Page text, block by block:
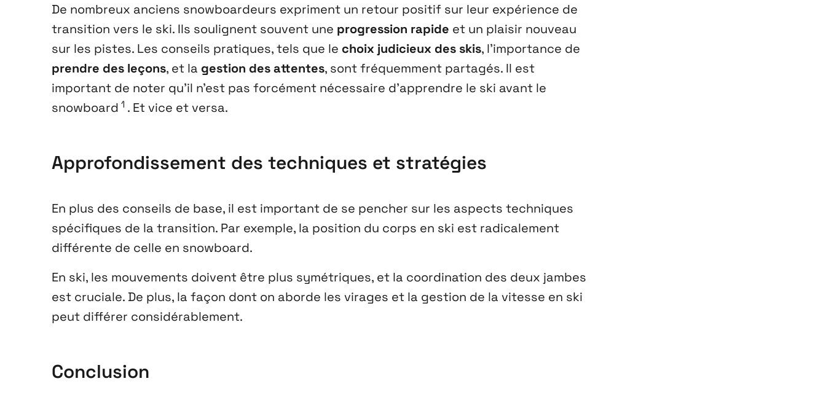
De nombreux anciens snowboardeurs expriment un retour positif sur leur expérience de
transition vers le ski. Ils soulignent souvent une progression rapide et un plaisir nouveau
sur les pistes. Les conseils pratiques, tels que le choix judicieux des skis, l’importance de
prendre des leçons, et la gestion des attentes, sont fréquemment partagés. Il est
important de noter qu’il n’est pas forcément nécessaire d’apprendre le ski avant le
snowboard 1 . Et vice et versa.
Approfondissement des techniques et stratégies
En plus des conseils de base, il est important de se pencher sur les aspects techniques
spécifiques de la transition. Par exemple, la position du corps en ski est radicalement
différente de celle en snowboard.
En ski, les mouvements doivent être plus symétriques, et la coordination des deux jambes
est cruciale. De plus, la façon dont on aborde les virages et la gestion de la vitesse en ski
peut différer considérablement.
Conclusion